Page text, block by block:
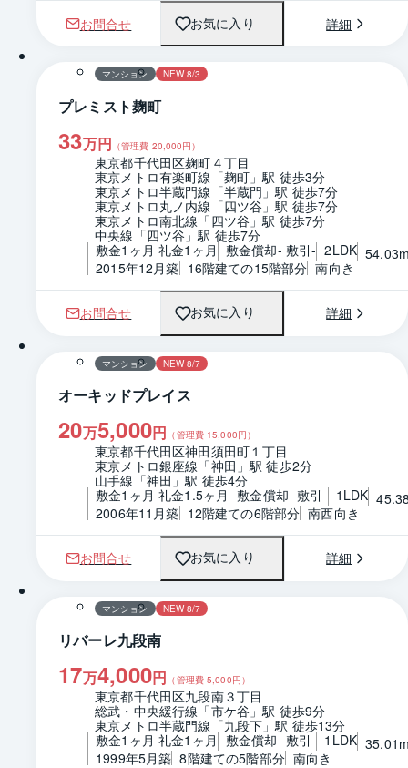
お問合せ お気に入り 詳細
1 / 0 間取り
マンション NEW 8/3
プレミスト麹町
33万円 （管理費 20,000円）
東京都千代田区麹町４丁目
東京メトロ有楽町線「麹町」駅 徒歩3分
東京メトロ半蔵門線「半蔵門」駅 徒歩7分
東京メトロ丸ノ内線「四ツ谷」駅 徒歩7分
東京メトロ南北線「四ツ谷」駅 徒歩7分
中央線「四ツ谷」駅 徒歩7分
敷金1ヶ月 礼金1ヶ月 敷金償却- 敷引- 2LDK
2015年12月築 16階建ての15階部分 南向き
お問合せ お気に入り 詳細
1 / 0 間取り
マンション NEW 8/7
オーキッドプレイス
20万5,000円 （管理費 15,000円）
東京都千代田区神田須田町１丁目
東京メトロ銀座線「神田」駅 徒歩2分
山手線「神田」駅 徒歩4分
敷金1ヶ月 礼金1.5ヶ月
敷金償却- 敷引- 1LDK
2006年11月築 12階建ての6階部分 南西向き
お問合せ お気に入り 詳細
1 / 0 間取り
マンション NEW 8/7
リバーレ九段南
17万4,000円 （管理費5,000円）
東京都千代田区九段南３丁目
総武・中央緩行線「市ケ谷」駅 徒歩9分
東京メトロ半蔵門線「九段下」駅 徒歩13分
敷金1ヶ月 礼金1ヶ月 敷金償却- 敷引- 1LDK
1999年5月築 8階建ての5階部分 南向き